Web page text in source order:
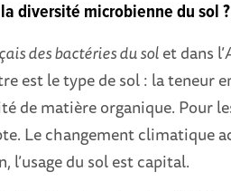
diversité microbienne du sol ?
des bactéries du solet dans l’
est le type de sol : la teneur
de matière organique. Pour
Le changement climatique
l’usage du sol est capital.